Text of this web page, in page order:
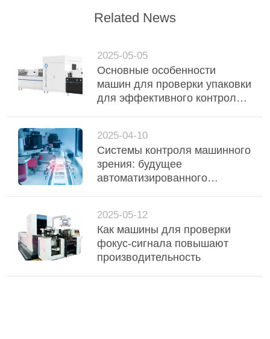
Related News
2025-05-05
Основные особенности
машин для проверки упаковки
для эффективного контроля
2025-04-10
Системы контроля машинного
зрения: будущее
автоматизированного
2025-05-12
Как машины для проверки
фокус-сигнала повышают
производительность